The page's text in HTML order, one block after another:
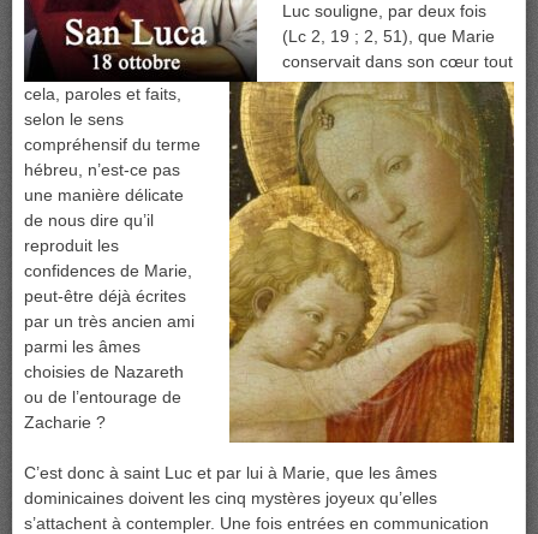
Luc souligne, par deux fois
(Lc 2, 19 ; 2, 51), que Marie
conservait dans son cœur tout
cela, paroles et faits,
selon le sens
compréhensif du terme
hébreu, n’est-ce pas
une manière délicate
de nous dire qu’il
reproduit les
confidences de Marie,
peut-être déjà écrites
par un très ancien ami
parmi les âmes
choisies de Nazareth
ou de l’entourage de
Zacharie ?
C’est donc à saint Luc et par lui à Marie, que les âmes
dominicaines doivent les cinq mystères joyeux qu’elles
s’attachent à contempler. Une fois entrées en communication